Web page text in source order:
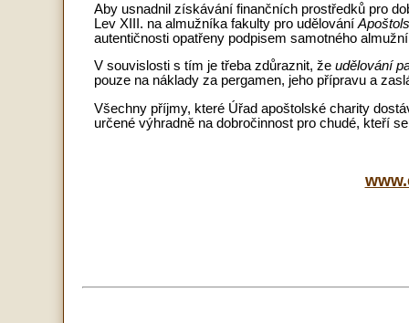
Aby usnadnil získávání finančních prostředků pro
Lev XIII. na almužníka fakulty pro udělování
autentičnosti opatřeny podpisem samotného
V souvislosti s tím je třeba zdůraznit, že udělování
pouze na náklady za pergamen, jeho přípravu a
Všechny příjmy, které Úřad apoštolské charity
určené výhradně na dobročinnost pro chudé, kteří